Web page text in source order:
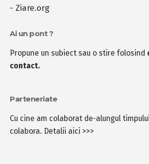
- Ziare.org
Ai un pont ?
Propune un subiect sau o stire folosind
contact.
Parteneriate
Cu cine am colaborat de-alungul
colabora. Detalii aici >>>